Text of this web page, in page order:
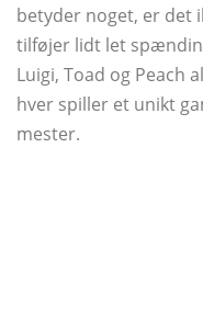
betyder noget, er det
tilføjer lidt let
Luigi, Toad og Peach
hver spiller et unikt
mester.